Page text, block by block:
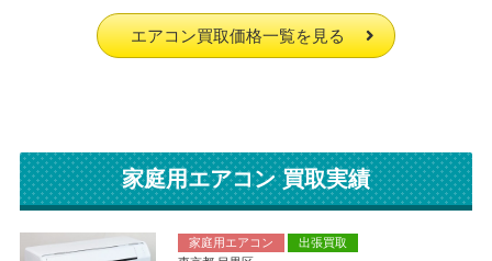
エアコン買取価格一覧を見る
家庭用エアコン 買取実績
家庭用エアコン
出張買取